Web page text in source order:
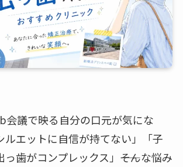
会議で映る自分の口元が気にな
ルエットに自信が持てない」「子
歯がコンプレックス」――そんな悩み